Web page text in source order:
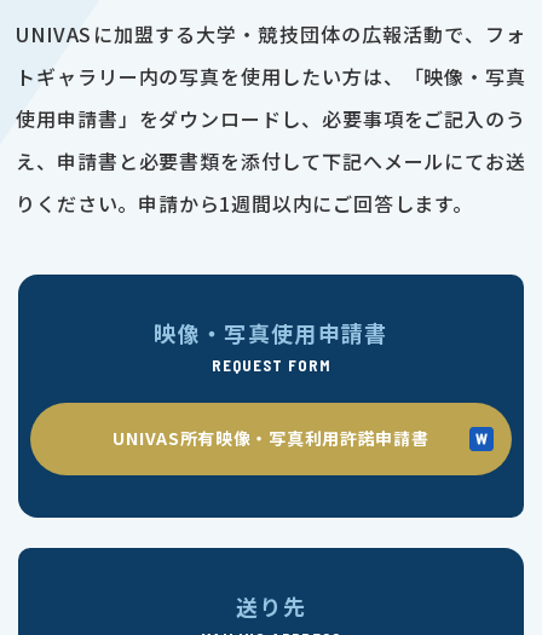
UNIVASに加盟する大学・競技団体の広報活動で、フォ
トギャラリー内の写真を使用したい方は、「映像・写真
使用申請書」をダウンロードし、必要事項をご記入のう
え、申請書と必要書類を添付して下記へメールにてお送
りください。申請から1週間以内にご回答します。
映像・写真使用申請書
REQUEST FORM
UNIVAS所有映像・写真利用許諾申請書
送り先